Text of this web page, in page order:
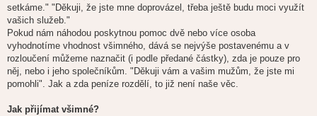
setkáme." "Děkuji, že jste mne doprovázel, třeba ještě budu moci využít
vašich služeb."
Pokud nám náhodou poskytnou pomoc dvě nebo více osoba
vyhodnotíme vhodnost všimného, dává se nejvýše postavenému a v
rozloučení můžeme naznačit (i podle předané částky), zda je pouze pro
něj, nebo i jeho společníkům. "Děkuji vám a vašim mužům, že jste mi
pomohli". Jak a zda peníze rozdělí, to již není naše věc.
Jak přijímat všimné?